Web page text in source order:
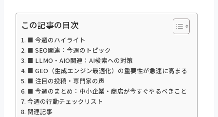
この記事の目次
■ 今週のハイライト
■ SEO関連：今週のトピック
■ LLMO・AIO関連：AI検索への対策
■ GEO（生成エンジン最適化）の重要性が急速に高まる
■ 注目の投稿・専門家の声
■ 今週のまとめ：中小企業・商店が今すぐやるべきこと
今週の行動チェックリスト
関連記事